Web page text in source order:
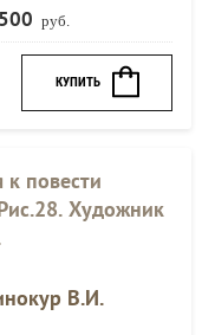
руб.
КУПИТЬ
повести
Художник
В.И.